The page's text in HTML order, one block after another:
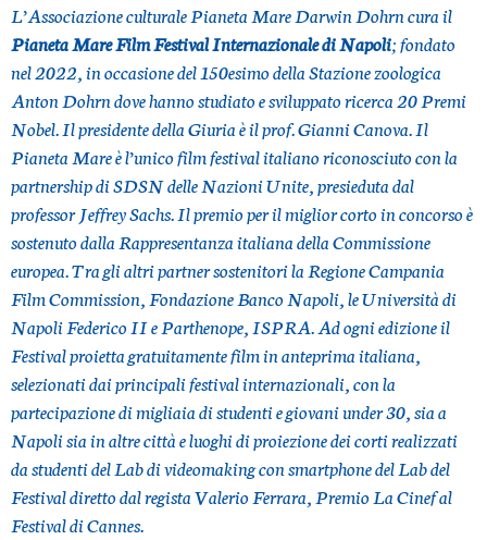
L’Associazione culturale Pianeta Mare Darwin Dohrn cura il
Pianeta Mare Film Festival Internazionale di Napoli; fondato
nel 2022, in occasione del 150esimo della Stazione zoologica
Anton Dohrn dove hanno studiato e sviluppato ricerca 20 Premi
Nobel. Il presidente della Giuria è il prof. Gianni Canova. Il
Pianeta Mare è l’unico film festival italiano riconosciuto con la
partnership di SDSN delle Nazioni Unite, presieduta dal
professor Jeffrey Sachs. Il premio per il miglior corto in concorso è
sostenuto dalla Rappresentanza italiana della Commissione
europea. Tra gli altri partner sostenitori la Regione Campania
Film Commission, Fondazione Banco Napoli, le Università di
Napoli Federico II e Parthenope, ISPRA. Ad ogni edizione il
Festival proietta gratuitamente film in anteprima italiana,
selezionati dai principali festival internazionali, con la
partecipazione di migliaia di studenti e giovani under 30, sia a
Napoli sia in altre città e luoghi di proiezione dei corti realizzati
da studenti del Lab di videomaking con smartphone del Lab del
Festival diretto dal regista Valerio Ferrara, Premio La Cinef al
Festival di Cannes.